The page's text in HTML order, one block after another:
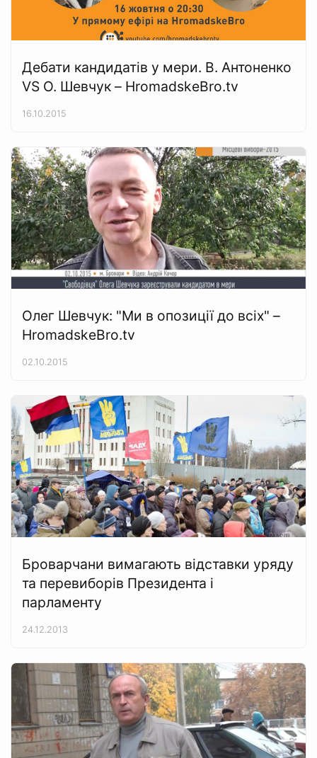
Дебати кандидатів у мери. В. Антоненко
VS О. Шевчук – HromadskeBro.tv
16.10.2015
Олег Шевчук: "Ми в опозиції до всіх" –
HromadskeBro.tv
02.10.2015
Броварчани вимагають відставки уряду
та перевиборів Президента і
парламенту
24.12.2013